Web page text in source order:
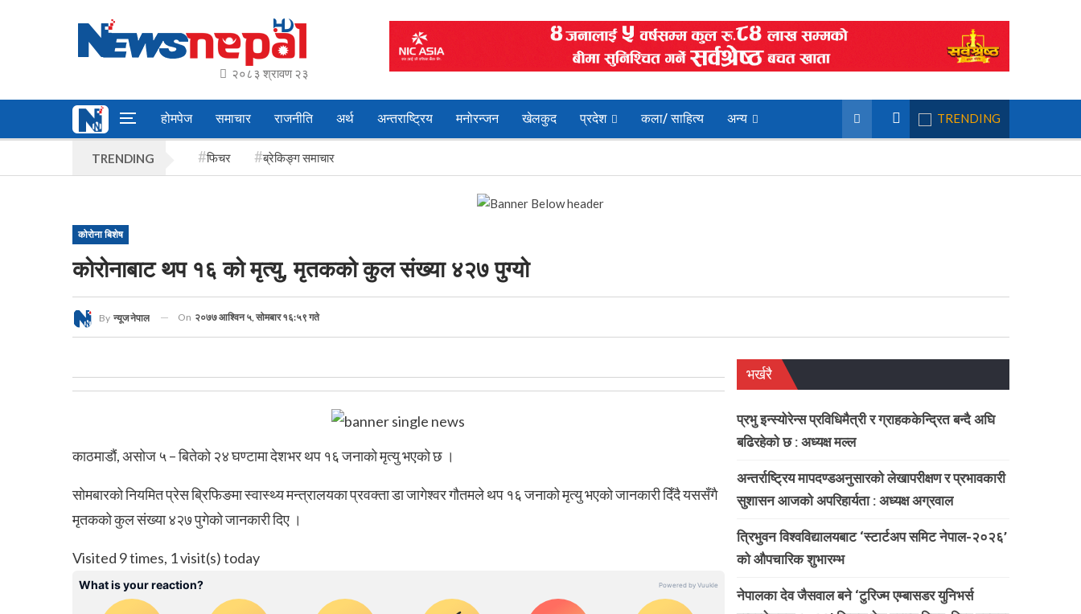
२०८३ श्रावण २३
होमपेज समाचार राजनीति अर्थ अन्तराष्ट्रिय मनोरन्जन खेलकुद प्रदेश कला/ साहित्य अन्य TRENDING
TRENDING फिचर ब्रेकिङ्ग समाचार
कोरोना बिशेष
कोरोनाबाट थप १६ को मृत्यु, मृतकको कुल संख्या ४२७ पुग्यो
By न्यूज नेपाल On २०७७ आश्विन ५, सोमबार १६:५९ गते
काठमाडौं, असोज ५ – बितेको २४ घण्टामा देशभर थप १६ जनाको मृत्यु भएको छ ।
सोमबारको नियमित प्रेस ब्रिफिङमा स्वास्थ्य मन्त्रालयका प्रवक्ता डा जागेश्वर गौतमले थप १६ जनाको मृत्यु भएको जानकारी दिँदै यससँगै
मृतकको कुल संख्या ४२७ पुगेको जानकारी दिए ।
Visited 9 times, 1 visit(s) today
भर्खरै
प्रभु इन्स्योरेन्स प्रविधिमैत्री र ग्राहककेन्द्रित बन्दै अघि
बढिरहेको छ : अध्यक्ष मल्ल
अन्तर्राष्ट्रिय मापदण्डअनुसारको लेखापरीक्षण र प्रभावकारी
सुशासन आजको अपरिहार्यता : अध्यक्ष अग्रवाल
त्रिभुवन विश्वविद्यालयबाट ‘स्टार्टअप समिट नेपाल-२०२६’
को औपचारिक शुभारम्भ
नेपालका देव जैसवाल बने ‘टुरिज्म एम्बासडर युनिभर्स